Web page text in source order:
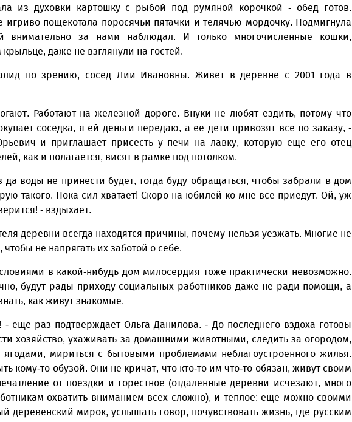
из духовки картошку с рыбой под румяной корочкой - обед готов.
игриво пощекотала поросячьи пятачки и телячью мордочку. Подмигнула
внимательно за нами наблюдал. И только многочисленные кошки,
даже не взглянули на гостей.
по зрению, сосед Лии Ивановны. Живет в деревне с 2001 года в
Работают на железной дороге. Внуки не любят ездить, потому что
соседка, я ей деньги передаю, а ее дети привозят все по заказу, -
и приглашает присесть у печи на лавку, которую еще его отец
как и полагается, висят в рамке под потолком.
да воды не принести будет, тогда буду обращаться, чтобы забрали в дом
такого. Пока сил хватает! Скоро на юбилей ко мне все приедут. Ой, уж
- вздыхает.
деревни всегда находятся причины, почему нельзя уезжать. Многие не
чтобы не напрягать их заботой о себе.
в какой-нибудь дом милосердия тоже практически невозможно.
будут рады приходу социальных работников даже не ради помощи, а
как живут знакомые.
- еще раз подтверждает Ольга Данилова. - До последнего вздоха готовы
хозяйство, ухаживать за домашними животными, следить за огородом,
мириться с бытовыми проблемами неблагоустроенного жилья.
кому-то обузой. Они не кричат, что кто-то им что-то обязан, живут своим
от поездки и горестное (отдаленные деревни исчезают, много
охватить вниманием всех сложно), и теплое: еще можно своими
деревенский мирок, услышать говор, почувствовать жизнь, где русским